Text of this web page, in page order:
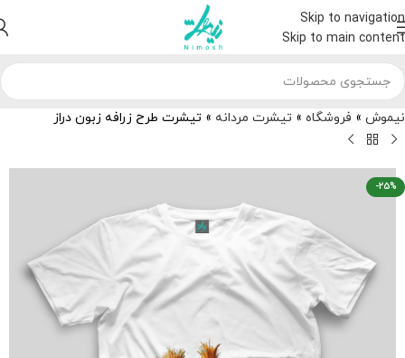
Skip to navigation
Skip to main content
نیموش » فروشگاه » تیشرت مردانه » تیشرت طرح زرافه زبون دراز
-25%